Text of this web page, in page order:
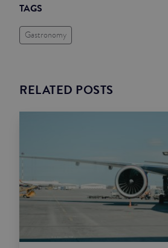
TAGS
Gastronomy
RELATED POSTS